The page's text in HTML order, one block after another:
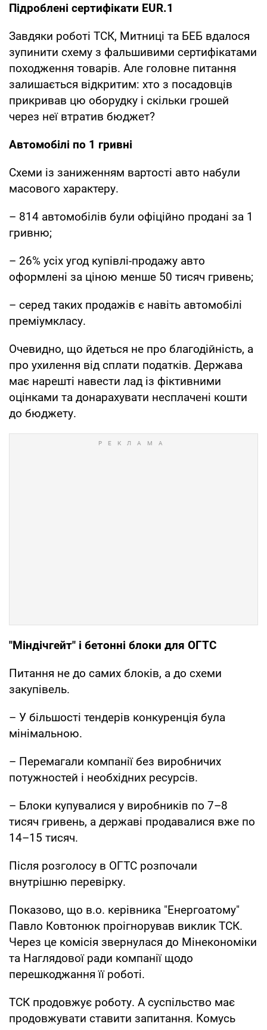
Підроблені сертифікати EUR.1
Завдяки роботі ТСК, Митниці та БЕБ вдалося
зупинити схему з фальшивими сертифікатами
походження товарів. Але головне питання
залишається відкритим: хто з посадовців
прикривав цю оборудку і скільки грошей
через неї втратив бюджет?
Автомобілі по 1 гривні
Схеми із заниженням вартості авто набули
масового характеру.
– 814 автомобілів були офіційно продані за 1
гривню;
– 26% усіх угод купівлі-продажу авто
оформлені за ціною менше 50 тисяч гривень;
– серед таких продажів є навіть автомобілі
преміумкласу.
Очевидно, що йдеться не про благодійність, а
про ухилення від сплати податків. Держава
має нарешті навести лад із фіктивними
оцінками та донарахувати несплачені кошти
до бюджету.
"Міндічгейт" і бетонні блоки для ОГТС
Питання не до самих блоків, а до схеми
закупівель.
– У більшості тендерів конкуренція була
мінімальною.
– Перемагали компанії без виробничих
потужностей і необхідних ресурсів.
– Блоки купувалися у виробників по 7–8
тисяч гривень, а державі продавалися вже по
14–15 тисяч.
Після розголосу в ОГТС розпочали
внутрішню перевірку.
Показово, що в.о. керівника "Енергоатому"
Павло Ковтонюк проігнорував виклик ТСК.
Через це комісія звернулася до Мінекономіки
та Наглядової ради компанії щодо
перешкоджання її роботі.
ТСК продовжує роботу. А суспільство має
продовжувати ставити запитання. Комусь